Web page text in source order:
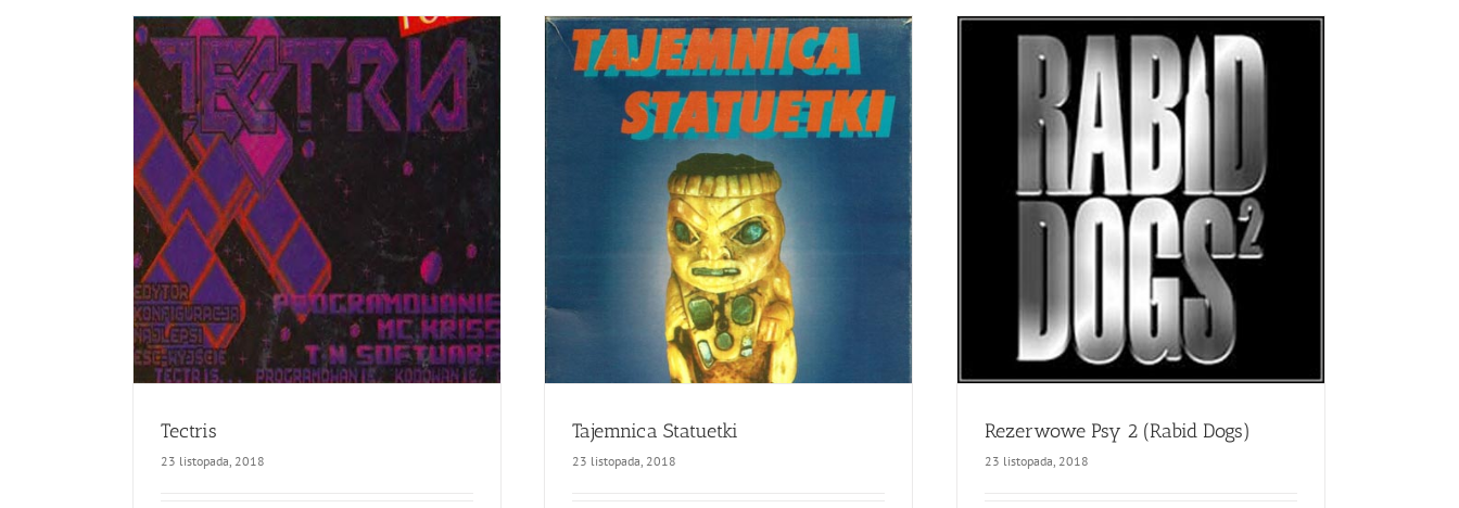
Tectris
23 listopada, 2018
Tajemnica Statuetki
23 listopada, 2018
Rezerwowe Psy 2 (Rabid Dogs)
23 listopada, 2018